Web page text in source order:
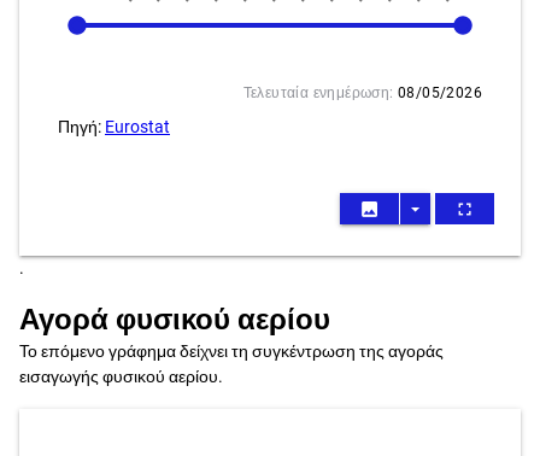
Τελευταία ενημέρωση: 08/05/2026
Πηγή: Eurostat
image arrow_drop_down fullscreen
.
Αγορά φυσικού αερίου
Το επόμενο γράφημα δείχνει τη συγκέντρωση της αγοράς
εισαγωγής φυσικού αερίου.